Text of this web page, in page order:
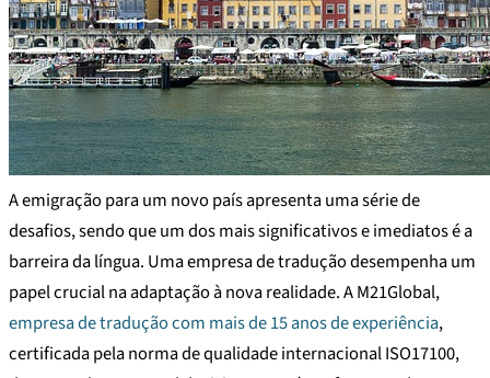
A emigração para um novo país apresenta uma série de
desafios, sendo que um dos mais significativos e imediatos é a
barreira da língua. Uma empresa de tradução desempenha um
papel crucial na adaptação à nova realidade. A M21Global,
empresa de tradução com mais de 15 anos de experiência,
certificada pela norma de qualidade internacional ISO17100,